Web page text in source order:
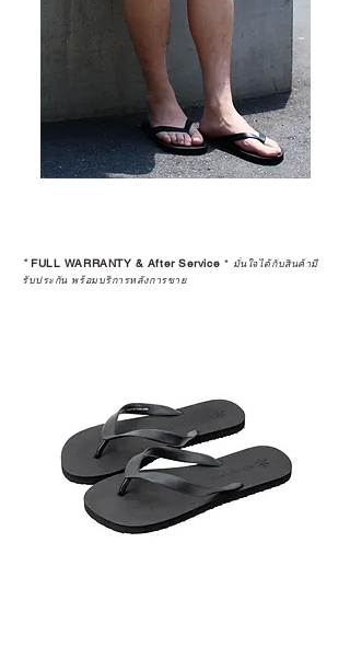
*FULL WARRANTY & After Service * มั่นใจได้กับสินค้ามี
รับประกัน พร้อมบริการหลังการขาย